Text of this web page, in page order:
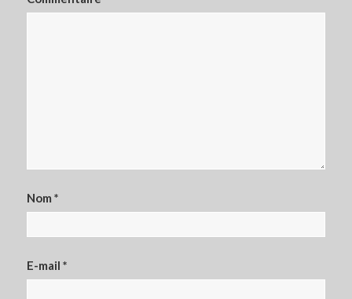
Nom*
E-mail*